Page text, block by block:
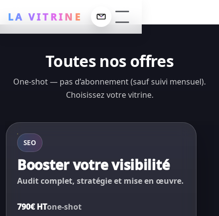
LA VITRINE
Toutes nos offres
One-shot — pas d’abonnement (sauf suivi mensuel).
Choisissez votre vitrine.
SEO
Booster votre visibilité
Audit complet, stratégie et mise en œuvre.
790€ HTone-shot